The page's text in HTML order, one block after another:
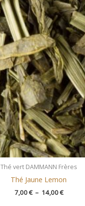
Thé vert DAMMANN Frères
Thé Jaune Lemon
7,00€ – 14,00€
14,00 €